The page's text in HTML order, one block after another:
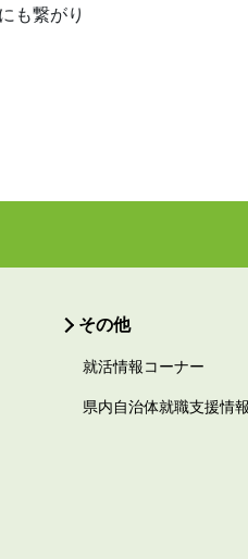
も繋がり
その他
就活情報コーナー
県内自治体就職支援情報